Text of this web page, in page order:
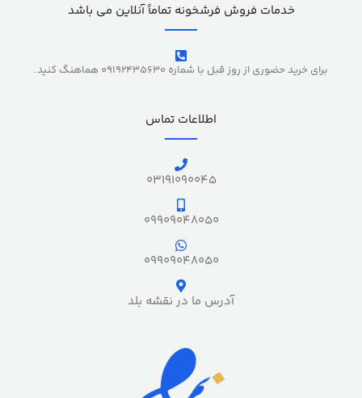
خدمات فروش فرشخونه تماماً آنلاین می باشد
برای خرید حضوری از روز قبل با شماره 09192435630 هماهنگ کنید.
اطلاعات تماس
03191090045
09909048050
09909048050
آدرس ما در نقشه بلد